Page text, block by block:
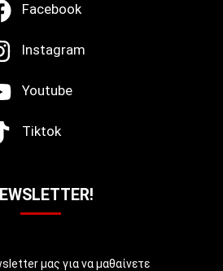
Facebook
Instagram
Youtube
Tiktok
μας για να μαθαίνετε